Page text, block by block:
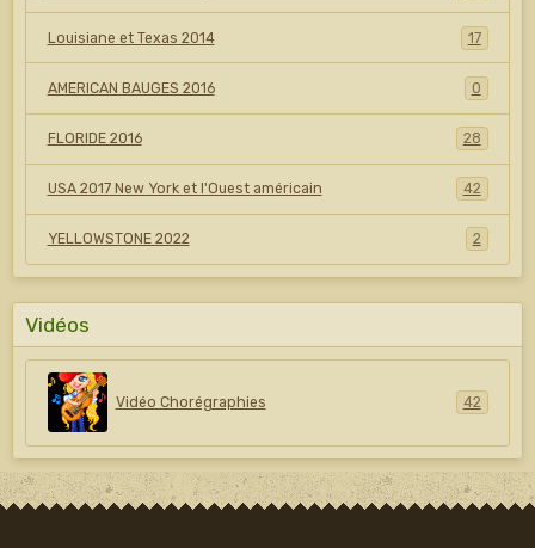
Louisiane et Texas 2014 17
AMERICAN BAUGES 2016 0
FLORIDE 2016 28
USA 2017 New York et l'Ouest américain 42
YELLOWSTONE 2022 2
Vidéos
Vidéo Chorégraphies 42